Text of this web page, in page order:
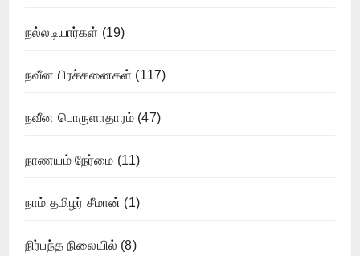
நல்லடியார்கள் (19)
நவீன பிரச்சனைகள் (117)
நவீன பொருளாதாரம் (47)
நாணயம் நேர்மை (11)
நாம் தமிழர் சீமான் (1)
நிர்பந்த நிலையில் (8)